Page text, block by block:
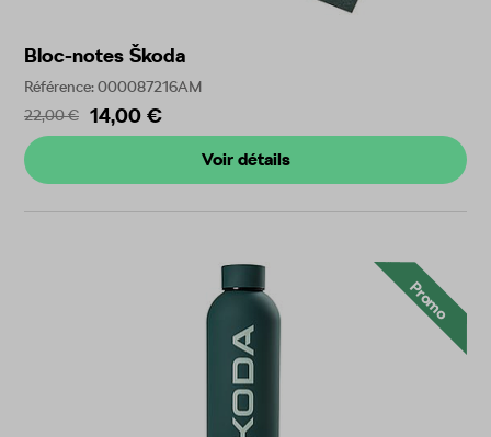
Bloc-notes Škoda
Référence: 000087216AM
22,00 €
14,00 €
Voir détails
Promo